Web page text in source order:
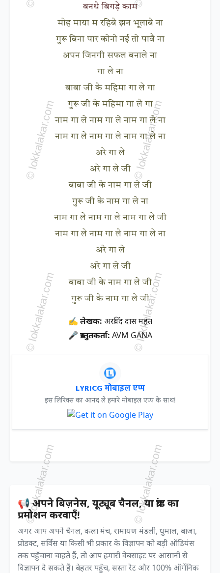
बनथे बिगड़े काम
मोह माया म रहिबे झन भूलाबे ना
गुरू बिना पार कोनो नई तो पावै ना
अपन जिनगी सफल बनाले ना
गा ले ना
बाबा जी के महिमा गा ले गा
गुरू जी के महिमा गा ले गा
नाम गा ले नाम गा ले नाम गा ले ना
नाम गा ले नाम गा ले नाम गा ले ना
अरे गा ले
अरे गा ले जी
बाबा जी के नाम गा ले जी
गुरू जी के नाम गा ले ना
नाम गा ले नाम गा ले नाम गा ले जी
नाम गा ले नाम गा ले नाम गा ले ना
अरे गा ले
अरे गा ले जी
बाबा जी के नाम गा ले जी
गुरू जी के नाम गा ले जी
✍ लेखक: अरविंद दास महंत
🎤 प्रस्तुतकर्ता: AVM GANA
LYRICG मोबाइल एप्प
इस लिरिक्स का आनंद ले हमारे मोबाइल एप्प के साथ!
📢 अपने बिज़नेस, यूट्यूब चैनल, या ब्रांड का
प्रमोशन करवाएँ!
अगर आप अपने चैनल, कला मंच, रामायण मंडली, धुमाल, बाजा,
प्रोडक्ट, सर्विस या किसी भी प्रकार के विज्ञापन को बड़ी ऑडियंस
तक पहुँचाना चाहते हैं, तो आप हमारी वेबसाइट पर आसानी से
विज्ञापन दे सकते हैं। बेहतर पहुँच, सस्ता रेट और 100% ऑर्गेनिक